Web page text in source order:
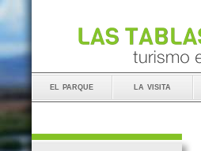
el parque la visita